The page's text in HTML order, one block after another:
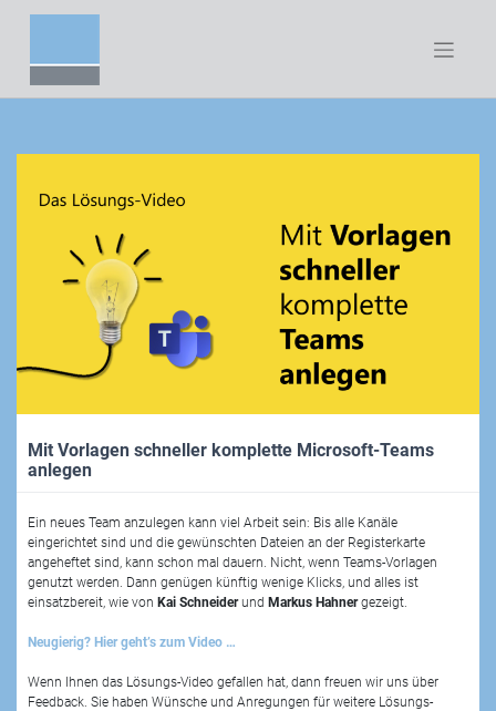
Mit Vorlagen schneller komplette Microsoft-Teams
anlegen
Ein neues Team anzulegen kann viel Arbeit sein: Bis alle Kanäle
eingerichtet sind und die gewünschten Dateien an der Registerkarte
angeheftet sind, kann schon mal dauern. Nicht, wenn Teams-Vorlagen
genutzt werden. Dann genügen künftig wenige Klicks, und alles ist
einsatzbereit, wie von Kai Schneiderund Markus Hahnergezeigt.
Neugierig? Hier geht’s zum Video …
Wenn Ihnen das Lösungs-Video gefallen hat, dann freuen wir uns über
Feedback. Sie haben Wünsche und Anregungen für weitere Lösungs-